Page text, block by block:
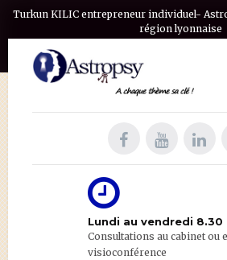
Turkun KILIC entrepreneur individuel-
région lyonnaise
Lundi au vendredi 8.30
Consultations au cabinet ou
visioconférence